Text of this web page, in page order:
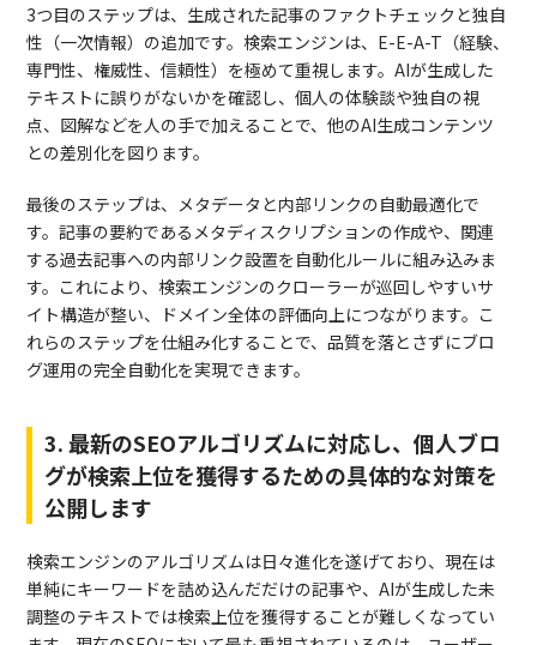
3つ目のステップは、生成された記事のファクトチェックと独自
性（一次情報）の追加です。検索エンジンは、E-E-A-T（経験、
専門性、権威性、信頼性）を極めて重視します。AIが生成した
テキストに誤りがないかを確認し、個人の体験談や独自の視
点、図解などを人の手で加えることで、他のAI生成コンテンツ
との差別化を図ります。
最後のステップは、メタデータと内部リンクの自動最適化で
す。記事の要約であるメタディスクリプションの作成や、関連
する過去記事への内部リンク設置を自動化ルールに組み込みま
す。これにより、検索エンジンのクローラーが巡回しやすいサ
イト構造が整い、ドメイン全体の評価向上につながります。こ
れらのステップを仕組み化することで、品質を落とさずにブロ
グ運用の完全自動化を実現できます。
3. 最新のSEOアルゴリズムに対応し、個人ブロ
グが検索上位を獲得するための具体的な対策を
公開します
検索エンジンのアルゴリズムは日々進化を遂げており、現在は
単純にキーワードを詰め込んだだけの記事や、AIが生成した未
調整のテキストでは検索上位を獲得することが難しくなってい